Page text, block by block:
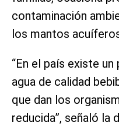
contaminación
los mantos
“En el país existe
agua de calidad
que dan los
reducida”, señaló la